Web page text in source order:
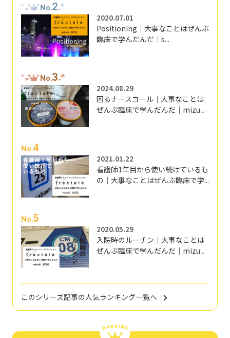
No.2
2020.07.01
Positioning｜大事なことはぜんぶ
臨床で学んだんだ｜s...
No.3
2024.08.29
困るナースコール｜大事なことは
ぜんぶ臨床で学んだんだ｜mizu...
No.4
2021.01.22
看護師1年目から使い続けているも
の｜大事なことはぜんぶ臨床で学...
No.5
2020.05.29
入院時のルーチン｜大事なことは
ぜんぶ臨床で学んだんだ｜mizu...
このシリーズ記事の人気ランキング一覧へ